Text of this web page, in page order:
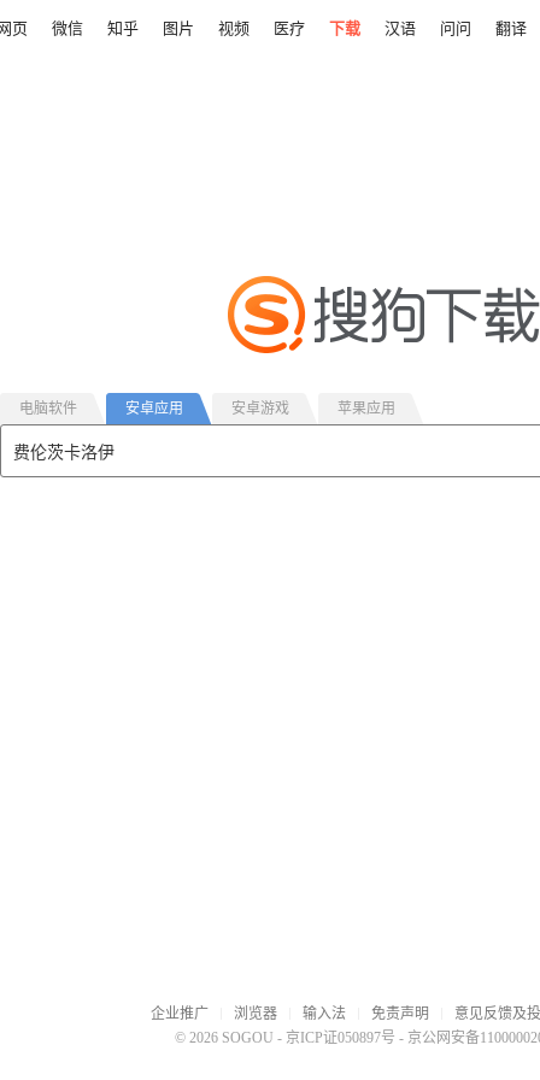
页 微信 知乎 图片 视频 医疗 下载 汉语 问问 翻译
电脑软件 安卓应用 安卓游戏 苹果应用
企业推广 浏览器 输入法 免责声明
意见反馈及
© 2026 SOGOU - 京ICP证050897号 - 京公网安备